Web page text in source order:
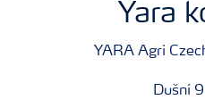
Yara
YARA Agri
Dušní